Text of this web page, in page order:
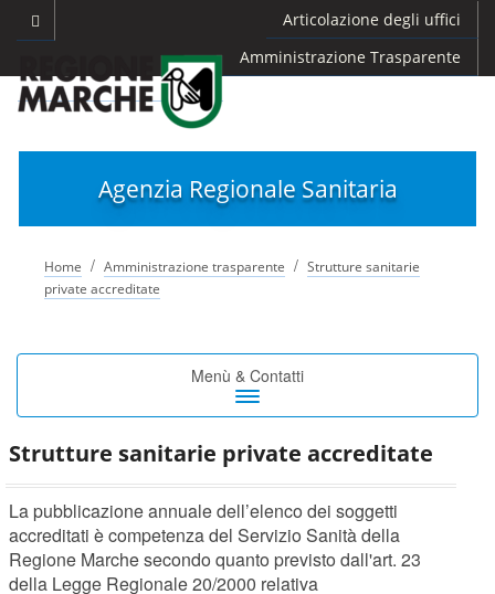
Articolazione degli uffici
Amministrazione Trasparente
Agenzia Regionale Sanitaria
Home / Amministrazione trasparente / Strutture sanitarie
private accreditate
Toggle
navigation
Menù & Contatti
Strutture sanitarie private accreditate
La pubblicazione annuale dell’elenco dei soggetti
accreditati è competenza del Servizio Sanità della
Regione Marche secondo quanto previsto dall'art. 23
della Legge Regionale 20/2000 relativa